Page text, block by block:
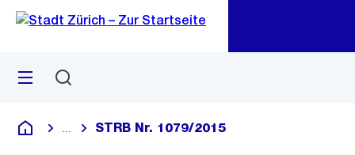
Navigation
Sprunglink
Menü
Deutsch
Blende alle Breadcrumbs ein
STRB Nr. 1079/2015